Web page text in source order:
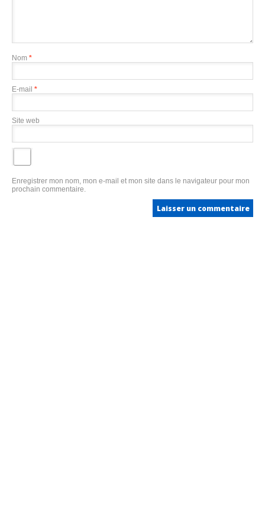
Nom *
E-mail *
Site web
Enregistrer mon nom, mon e-mail et mon site dans le navigateur pour mon
prochain commentaire.